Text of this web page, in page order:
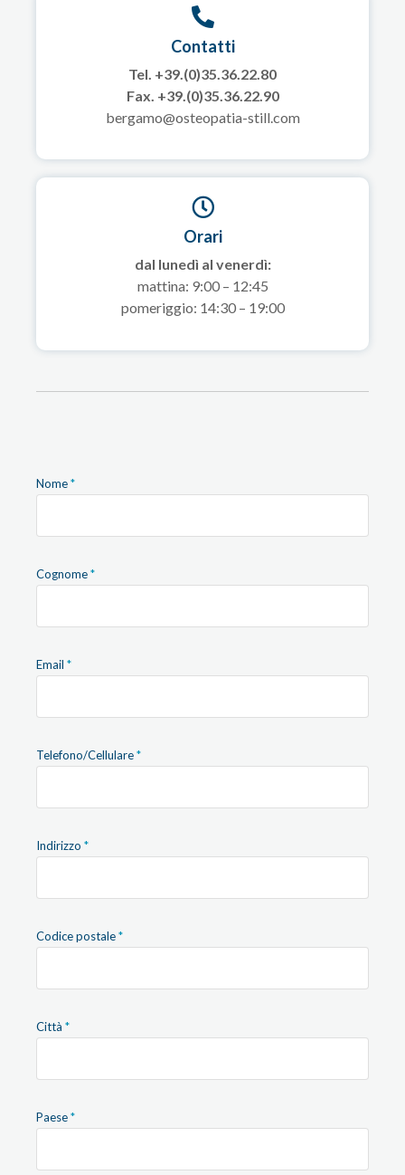
Contatti
Tel. +39.(0)35.36.22.80
Fax. +39.(0)35.36.22.90
bergamo@osteopatia-still.com
Orari
dal lunedì al venerdì:
mattina: 9:00 – 12:45
pomeriggio: 14:30 – 19:00
Nome
Cognome
Email
Telefono/Cellulare
Indirizzo
Codice postale
Città
Paese